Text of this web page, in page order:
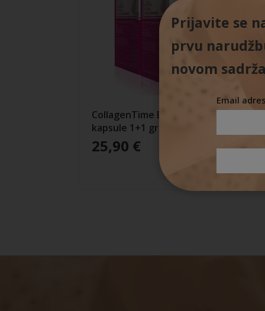
CollagenTime Beauty
kapsule 1+1 gratis
25,90 €
Prijavite se
prvu
novom
Email